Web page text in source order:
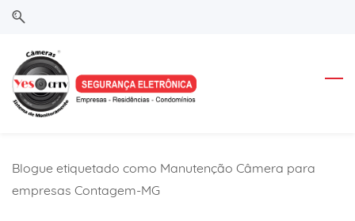
Skip
search
Skip
main
content
Blogue etiquetado como Manutenção Câmera para
empresas Contagem-MG